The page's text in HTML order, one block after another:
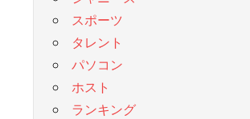
スポーツ
タレント
パソコン
ホスト
ランキング